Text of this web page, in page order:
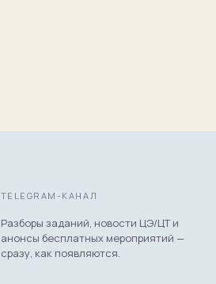
TELEGRAM-КАНАЛ
Разборы заданий, новости ЦЭ/ЦТ и
анонсы бесплатных мероприятий —
сразу, как появляются.